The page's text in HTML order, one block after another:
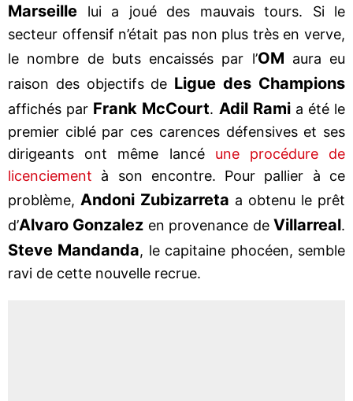
Marseille lui a joué des mauvais tours. Si le
secteur offensif n’était pas non plus très en verve,
le nombre de buts encaissés par l’OM aura eu
raison des objectifs de Ligue des Champions
affichés par Frank McCourt. Adil Ramia été le
premier ciblé par ces carences défensives et ses
dirigeants ont même lancé une procédure de
licenciement à son encontre. Pour pallier à ce
problème, Andoni Zubizarreta a obtenu le prêt
d’Alvaro Gonzalez en provenance deVillarreal.
Steve Mandanda, le capitaine phocéen, semble
ravi de cette nouvelle recrue.